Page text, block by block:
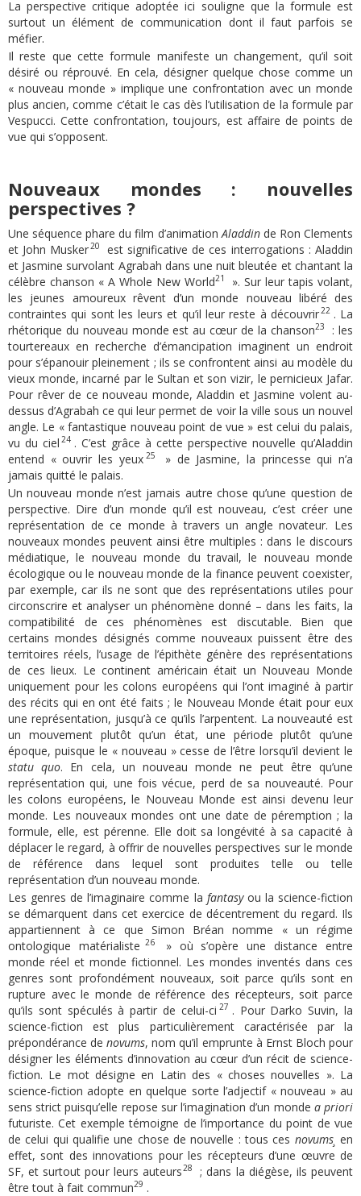
La perspective critique adoptée ici souligne que la formule est
surtout un élément de communication dont il faut parfois se
méfier.
Il reste que cette formule manifeste un changement, qu’il soit
désiré ou réprouvé. En cela, désigner quelque chose comme un
« nouveau monde » implique une confrontation avec un monde
plus ancien, comme c’était le cas dès l’utilisation de la formule par
Vespucci. Cette confrontation, toujours, est affaire de points de
vue qui s’opposent.
Nouveaux mondes : nouvelles
perspectives ?
Une séquence phare du film d’animation Aladdin de Ron Clements
et John Musker20
est significative de ces interrogations : Aladdin
et Jasmine survolant Agrabah dans une nuit bleutée et chantant la
célèbre chanson « A Whole New World21
». Sur leur tapis volant,
les jeunes amoureux rêvent d’un monde nouveau libéré des
contraintes qui sont les leurs et qu’il leur reste à découvrir22 . La
rhétorique du nouveau monde est au cœur de la chanson23
: les
tourtereaux en recherche d’émancipation imaginent un endroit
pour s’épanouir pleinement ; ils se confrontent ainsi au modèle du
vieux monde, incarné par le Sultan et son vizir, le pernicieux Jafar.
Pour rêver de ce nouveau monde, Aladdin et Jasmine volent au-
dessus d’Agrabah ce qui leur permet de voir la ville sous un nouvel
angle. Le « fantastique nouveau point de vue » est celui du palais,
vu du ciel24 . C’est grâce à cette perspective nouvelle qu’Aladdin
entend « ouvrir les yeux25
» de Jasmine, la princesse qui n’a
jamais quitté le palais.
Un nouveau monde n’est jamais autre chose qu’une question de
perspective. Dire d’un monde qu’il est nouveau, c’est créer une
représentation de ce monde à travers un angle novateur. Les
nouveaux mondes peuvent ainsi être multiples : dans le discours
médiatique, le nouveau monde du travail, le nouveau monde
écologique ou le nouveau monde de la finance peuvent coexister,
par exemple, car ils ne sont que des représentations utiles pour
circonscrire et analyser un phénomène donné – dans les faits, la
compatibilité de ces phénomènes est discutable. Bien que
certains mondes désignés comme nouveaux puissent être des
territoires réels, l’usage de l’épithète génère des représentations
de ces lieux. Le continent américain était un Nouveau Monde
uniquement pour les colons européens qui l’ont imaginé à partir
des récits qui en ont été faits ; le Nouveau Monde était pour eux
une représentation, jusqu’à ce qu’ils l’arpentent. La nouveauté est
un mouvement plutôt qu’un état, une période plutôt qu’une
époque, puisque le « nouveau » cesse de l’être lorsqu’il devient le
statu quo. En cela, un nouveau monde ne peut être qu’une
représentation qui, une fois vécue, perd de sa nouveauté. Pour
les colons européens, le Nouveau Monde est ainsi devenu leur
monde. Les nouveaux mondes ont une date de péremption ; la
formule, elle, est pérenne. Elle doit sa longévité à sa capacité à
déplacer le regard, à offrir de nouvelles perspectives sur le monde
de référence dans lequel sont produites telle ou telle
représentation d’un nouveau monde.
Les genres de l’imaginaire comme la fantasy ou la science-fiction
se démarquent dans cet exercice de décentrement du regard. Ils
appartiennent à ce que Simon Bréan nomme « un régime
ontologique matérialiste26
» où s’opère une distance entre
monde réel et monde fictionnel. Les mondes inventés dans ces
genres sont profondément nouveaux, soit parce qu’ils sont en
rupture avec le monde de référence des récepteurs, soit parce
qu’ils sont spéculés à partir de celui-ci27 . Pour Darko Suvin, la
science-fiction est plus particulièrement caractérisée par la
prépondérance denovums, nom qu’il emprunte à Ernst Bloch pour
désigner les éléments d’innovation au cœur d’un récit de science-
fiction. Le mot désigne en Latin des « choses nouvelles ». La
science-fiction adopte en quelque sorte l’adjectif « nouveau » au
sens strict puisqu’elle repose sur l’imagination d’un monde a priori
futuriste. Cet exemple témoigne de l’importance du point de vue
de celui qui qualifie une chose de nouvelle : tous ces novums¸en
effet, sont des innovations pour les récepteurs d’une œuvre de
SF, et surtout pour leurs auteurs28
; dans la diégèse, ils peuvent
être tout à fait commun29 .